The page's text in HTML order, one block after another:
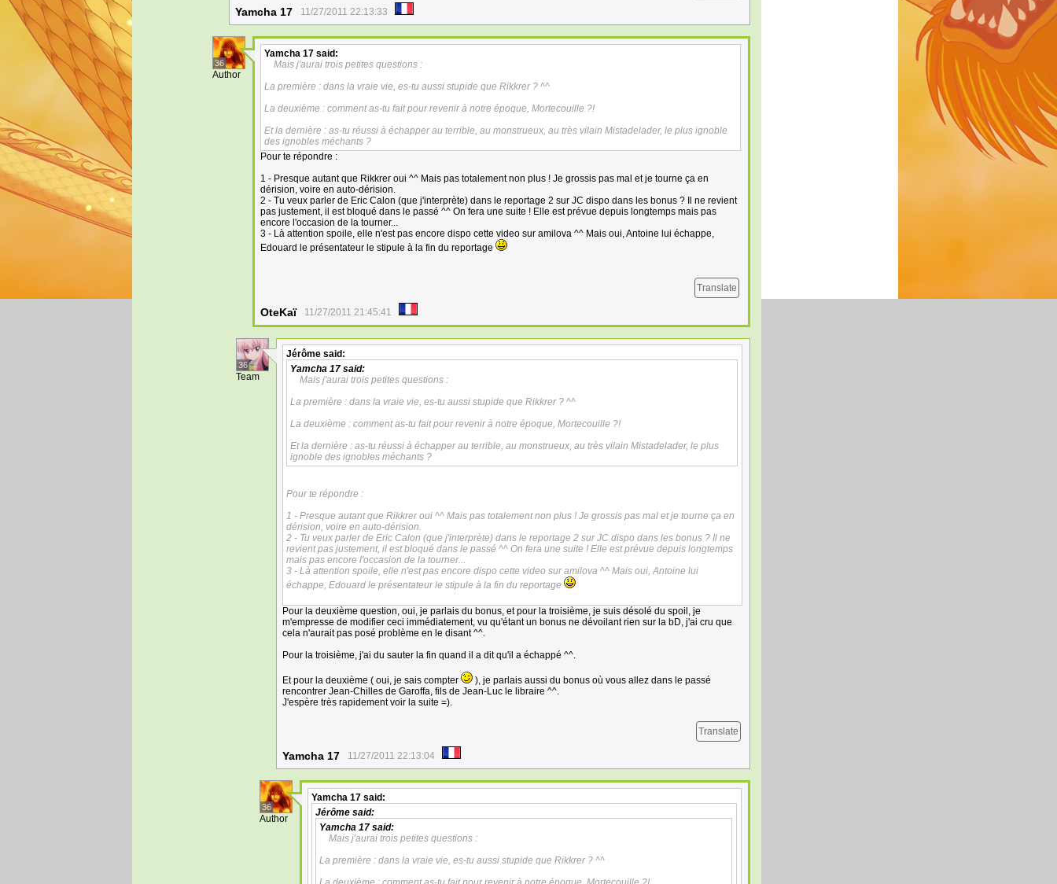
Yamcha 17 11/27/2011 22:13:33
36
Author
Yamcha 17 said:
Mais j'aurai trois petites questions :
La première : dans la vraie vie, es-tu aussi stupide que Rikkrer ? ^^
La deuxième : comment as-tu fait pour revenir à notre époque, Mortecouille ?!
Et la dernière : as-tu réussi à échapper au terrible, au monstrueux, au très vilain Mistadelader, le plus ignoble
des ignobles méchants ?
Pour te répondre :
1 - Presque autant que Rikkrer oui ^^ Mais pas totalement non plus ! Je grossis pas mal et je tourne ça en
dérision, voire en auto-dérision.
2 - Tu veux parler de Eric Calon (que j'interprète) dans le reportage 2 sur JC dispo dans les bonus ? Il ne revient
pas justement, il est bloqué dans le passé ^^ On fera une suite ! Elle est prévue depuis longtemps mais pas
encore l'occasion de la tourner...
3 - Là attention spoile, elle n'est pas encore dispo cette video sur amilova ^^ Mais oui, Antoine lui échappe,
Edouard le présentateur le stipule à la fin du reportage
Translate
OteKaï 11/27/2011 21:45:41
36
Team
Jérôme said:
Yamcha 17 said:
Mais j'aurai trois petites questions :
La première : dans la vraie vie, es-tu aussi stupide que Rikkrer ? ^^
La deuxième : comment as-tu fait pour revenir à notre époque, Mortecouille ?!
Et la dernière : as-tu réussi à échapper au terrible, au monstrueux, au très vilain Mistadelader, le plus
ignoble des ignobles méchants ?
Pour te répondre :
1 - Presque autant que Rikkrer oui ^^ Mais pas totalement non plus ! Je grossis pas mal et je tourne ça en
dérision, voire en auto-dérision.
2 - Tu veux parler de Eric Calon (que j'interprète) dans le reportage 2 sur JC dispo dans les bonus ? Il ne
revient pas justement, il est bloqué dans le passé ^^ On fera une suite ! Elle est prévue depuis longtemps
mais pas encore l'occasion de la tourner...
3 - Là attention spoile, elle n'est pas encore dispo cette video sur amilova ^^ Mais oui, Antoine lui
échappe, Edouard le présentateur le stipule à la fin du reportage
Pour la deuxième question, oui, je parlais du bonus, et pour la troisième, je suis désolé du spoil, je
m'empresse de modifier ceci immédiatement, vu qu'étant un bonus ne dévoilant rien sur la bD, j'ai cru que
cela n'aurait pas posé problème en le disant ^^.
Pour la troisième, j'ai du sauter la fin quand il a dit qu'il a échappé ^^.
Et pour la deuxième ( oui, je sais compter
), je parlais aussi du bonus où vous allez dans le passé
rencontrer Jean-Chilles de Garoffa, fils de Jean-Luc le libraire ^^.
J'espère très rapidement voir la suite =).
Translate
Yamcha 17 11/27/2011 22:13:04
36
Author
Yamcha 17 said:
Jérôme said:
Yamcha 17 said:
Mais j'aurai trois petites questions :
La première : dans la vraie vie, es-tu aussi stupide que Rikkrer ? ^^